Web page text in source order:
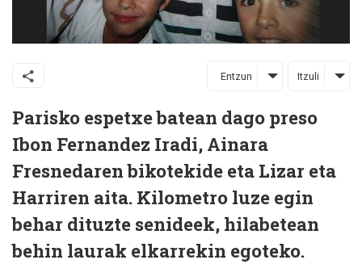
Entzun Itzuli
Parisko espetxe batean dago preso
Ibon Fernandez Iradi, Ainara
Fresnedaren bikotekide eta Lizar eta
Harriren aita. Kilometro luze egin
behar dituzte senideek, hilabetean
behin laurak elkarrekin egoteko.